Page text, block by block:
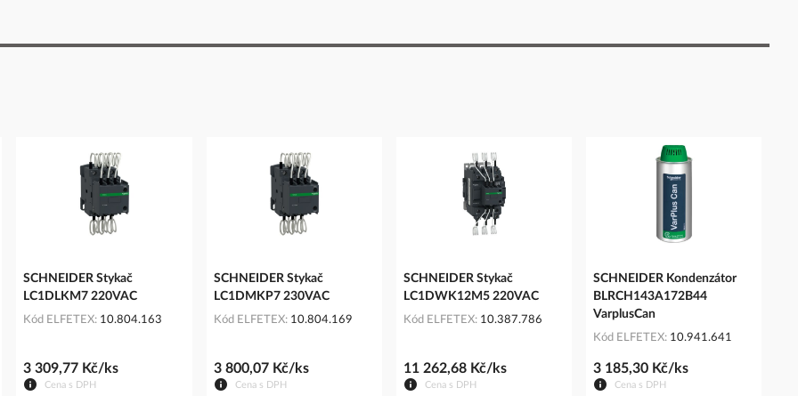
SCHNEIDER Stykač
LC1DLKM7 220VAC
Kód ELFETEX 10.804.163
Cena s DPH
3 309,77 Kč/ks
SCHNEIDER Stykač
LC1DMKP7 230VAC
Kód ELFETEX 10.804.169
Cena s DPH
3 800,07 Kč/ks
SCHNEIDER Stykač
LC1DWK12M5 220VAC
Kód ELFETEX 10.387.786
Cena s DPH
11 262,68 Kč/ks
SCHNEIDER Kondenzátor
BLRCH143A172B44
VarplusCan
Kód ELFETEX 10.941.641
Cena s DPH
3 185,30 Kč/ks